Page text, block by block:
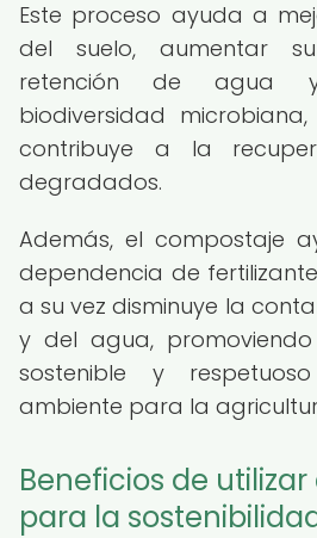
Este proceso ayuda a
del suelo, aumentar
retención de agua
biodiversidad
contribuye a la
degradados.
Además, el compostaje
dependencia de
a su vez disminuye la
y del agua,
sostenible y
ambiente para la
Beneficios de
para la